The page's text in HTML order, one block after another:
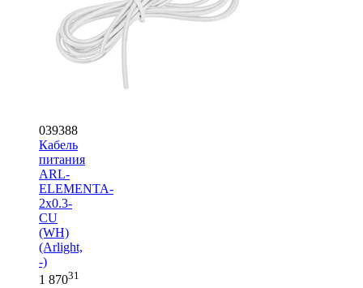
039388
Кабель
питания
ARL-
ELEMENTA-
2х0.3-
CU
(WH)
(Arlight,
-)
1 87031